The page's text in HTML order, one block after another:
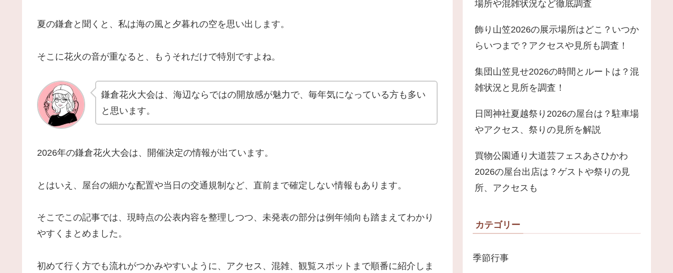
夏の鎌倉と聞くと、私は海の風と夕暮れの空を思い出します。
そこに花火の音が重なると、もうそれだけで特別ですよね。
鎌倉花火大会は、海辺ならではの開放感が魅力で、毎年気になっている方も多い
と思います。
2026年の鎌倉花火大会は、開催決定の情報が出ています。
とはいえ、屋台の細かな配置や当日の交通規制など、直前まで確定しない情報もあります。
そこでこの記事では、現時点の公表内容を整理しつつ、未発表の部分は例年傾向も踏まえてわかり
やすくまとめました。
初めて行く方でも流れがつかみやすいように、アクセス、混雑、観覧スポットまで順番に紹介しま
場所や混雑状況など徹底調査
飾り山笠2026の展示場所はどこ？いつか
らいつまで？アクセスや見所も調査！
集団山笠見せ2026の時間とルートは？混
雑状況と見所を調査！
日岡神社夏越祭り2026の屋台は？駐車場
やアクセス、祭りの見所を解説
買物公園通り大道芸フェスあさひかわ
2026の屋台出店は？ゲストや祭りの見
所、アクセスも
カテゴリー
季節行事